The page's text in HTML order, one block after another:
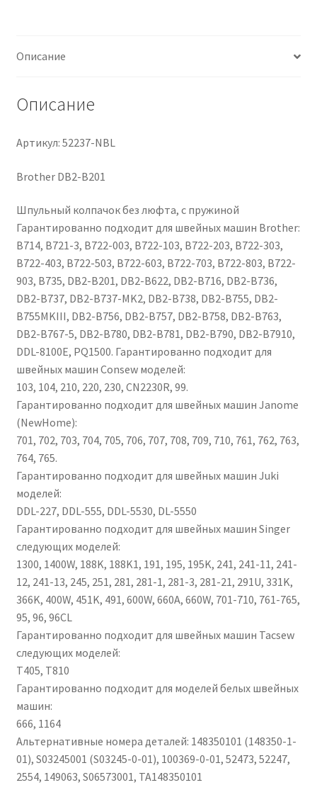
Описание
Описание
Артикул: 52237-NBL
Brother DB2-B201
Шпульный колпачок без люфта, с пружиной
Гарантированно подходит для швейных машин Brother:
B714, B721-3, B722-003, B722-103, B722-203, B722-303,
B722-403, B722-503, B722-603, B722-703, B722-803, B722-
903, B735, DB2-B201, DB2-B622, DB2-B716, DB2-B736,
DB2-B737, DB2-B737-MK2, DB2-B738, DB2-B755, DB2-
B755MKIII, DB2-B756, DB2-B757, DB2-B758, DB2-B763,
DB2-B767-5, DB2-B780, DB2-B781, DB2-B790, DB2-B7910,
DDL-8100E, PQ1500. Гарантированно подходит для
швейных машин Consew моделей:
103, 104, 210, 220, 230, CN2230R, 99.
Гарантированно подходит для швейных машин Janome
(NewHome):
701, 702, 703, 704, 705, 706, 707, 708, 709, 710, 761, 762, 763,
764, 765.
Гарантированно подходит для швейных машин Juki
моделей:
DDL-227, DDL-555, DDL-5530, DL-5550
Гарантированно подходит для швейных машин Singer
следующих моделей:
1300, 1400W, 188K, 188K1, 191, 195, 195K, 241, 241-11, 241-
12, 241-13, 245, 251, 281, 281-1, 281-3, 281-21, 291U, 331K,
366K, 400W, 451K, 491, 600W, 660A, 660W, 701-710, 761-765,
95, 96, 96CL
Гарантированно подходит для швейных машин Tacsew
следующих моделей:
T405, T810
Гарантированно подходит для моделей белых швейных
машин:
666, 1164
Альтернативные номера деталей: 148350101 (148350-1-
01), S03245001 (S03245-0-01), 100369-0-01, 52473, 52247,
2554, 149063, S06573001, TA148350101